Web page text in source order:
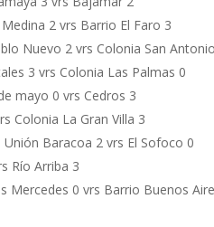
2 vrs Barrio El Faro 3
Nuevo 2 vrs Colonia San
3 vrs Colonia Las Palmas 0
mayo 0 vrs Cedros 3
Colonia La Gran Villa 3
Unión Baracoa 2 vrs El Sofoco 0
Río Arriba 3
Mercedes 0 vrs Barrio Buenos